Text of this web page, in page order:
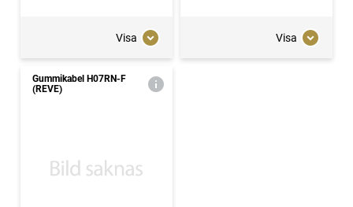
Visa Visa
Gummikabel H07RN-F
(REVE)